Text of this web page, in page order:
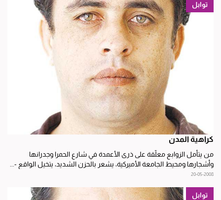
توابل
كراهية المدن
من يتأمل الزوابع معلّقة على ذرى الأعمدة في شارع الحمرا وجدرانها
وأشجارها ومحيط الجامعة الأميركية، يشعر بالحزن الشديد، يتخيل الواقع -...
20-05-2008
توابل